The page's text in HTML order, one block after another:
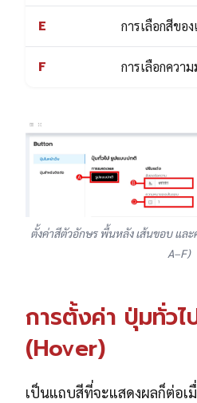
E การเลือกสีขอ
F การเลือกควา
ตั้งค่าสีตัวอักษร พื้นหลัง เส้นขอบ แล
A–F)
การตั้งค่า ปุ่มทั่วไ
(Hover)
เป็นแถบสีที่จะแสดงผลก็ต่อเ